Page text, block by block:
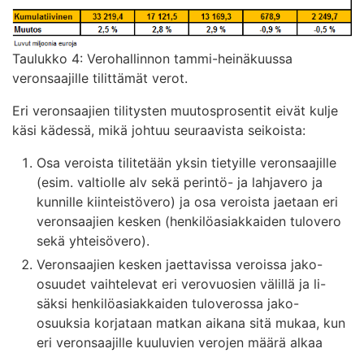
Taulukko 4: Verohallinnon tammi-heinäkuussa
veronsaajille tilittämät verot.
Eri veronsaajien tilitysten muutosprosentit eivät kulje
käsi kädessä, mikä johtuu seuraavista seikoista:
Osa veroista tilitetään yksin tietyille veronsaajille
(esim. valtiolle alv sekä perintö- ja lahjavero ja
kunnille kiinteistövero) ja osa veroista jaetaan eri
veronsaajien kesken (henkilöasiakkaiden tulovero
sekä yhteisövero).
Veronsaajien kesken jaettavissa veroissa jako-
osuudet vaihtelevat eri verovuosien välillä ja li-
säksi henkilöasiakkaiden tuloverossa jako-
osuuksia korjataan matkan aikana sitä mukaa, kun
eri veronsaajille kuuluvien verojen määrä alkaa